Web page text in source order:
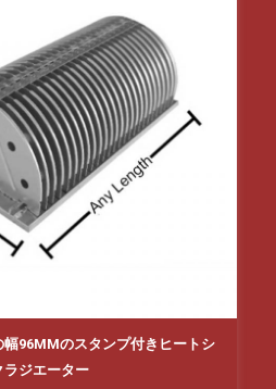
96MMのスタンプ付きヒートシ
ラジエーター